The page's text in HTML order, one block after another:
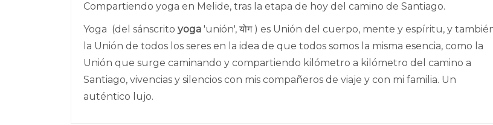
Compartiendo yoga en Melide, tras la etapa de hoy del camino de Santiago.
Yoga (del sánscrito yoga 'unión', योग ) es Unión del cuerpo, mente y espíritu, y
la Unión de todos los seres en la idea de que todos somos la misma esencia, como la
Unión que surge caminando y compartiendo kilómetro a kilómetro del camino a
Santiago, vivencias y silencios con mis compañeros de viaje y con mi familia. Un
auténtico lujo.